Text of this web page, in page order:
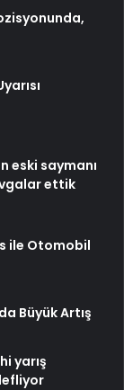
eski saymanı
ettik
ile Otomobil
Büyük Artış
yarış